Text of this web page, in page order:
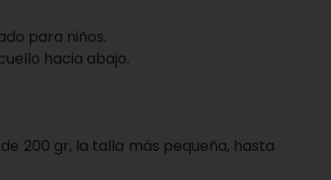
para niños.
hacia abajo.
200 gr, la talla más pequeña, hasta